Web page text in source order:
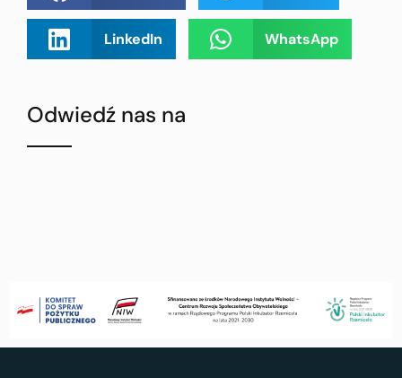
LinkedIn WhatsApp
Odwiedź nas na